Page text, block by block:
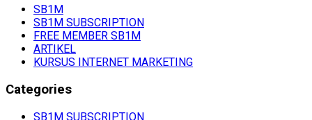
SB1M
SB1M SUBSCRIPTION
FREE MEMBER SB1M
ARTIKEL
KURSUS INTERNET MARKETING
Categories
SB1M SUBSCRIPTION